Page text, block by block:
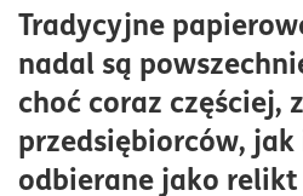
Paragon elektroniczny w
Zasady wystawiania e-
Jakie są zalety paragonów
E-paragon w ekologicznym
Tradycyjne
nadal są
choć coraz częściej,
przedsiębiorców,
odbierane jako